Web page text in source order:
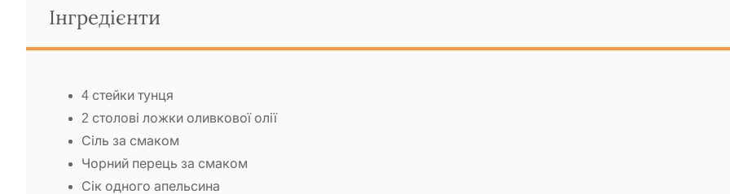
Інгредієнти
4 стейки тунця
2 столові ложки оливкової олії
Сіль за смаком
Чорний перець за смаком
Сік одного апельсина